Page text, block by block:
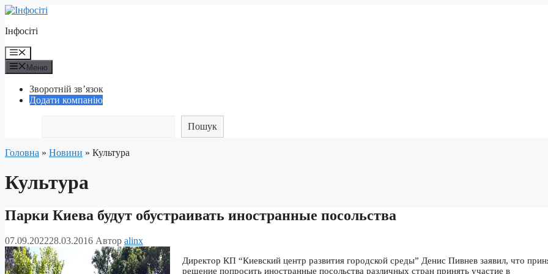
Перейти
контенту
Інфосіті
Меню
Меню
Зворотній зв’язок
Додати компанію
Пошук
Головна » Новини » Культура
Культура
Парки Киева будут обустраивать иностранные посольства
07.09.202228.03.2016 Автор alinx
Директор КП “Киевский центр развития городской среды” Денис Пивнев заявил, что
решение попросить иностранные посольства различных стран принять участие в